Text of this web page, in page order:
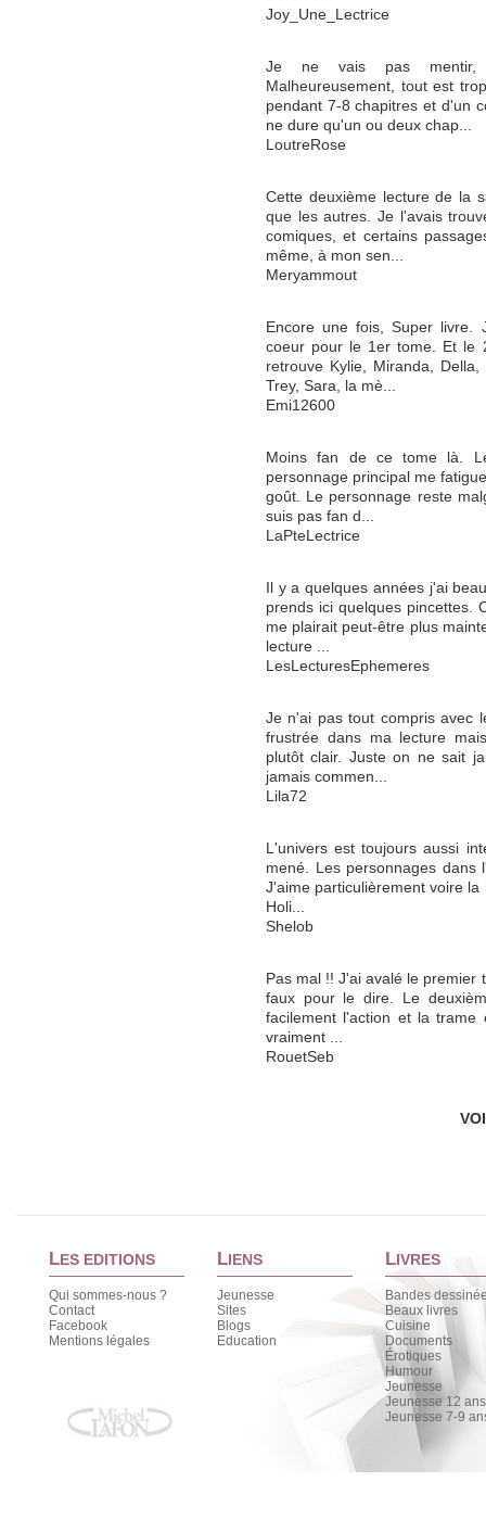
Joy_Une_Lectrice
Je ne vais pas mentir,
Malheureusement, tout est
pendant 7-8 chapitres et d'un
ne dure qu'un ou deux chap...
LoutreRose
Cette deuxième lecture de la
que les autres. Je l'avais
comiques, et certains
même, à mon sen...
Meryammout
Encore une fois, Super livre.
coeur pour le 1er tome. Et le
retrouve Kylie, Miranda,
Trey, Sara, la mè...
Emi12600
Moins fan de ce tome là.
personnage principal me
goût. Le personnage reste
suis pas fan d...
LaPteLectrice
Il y a quelques années j'ai
prends ici quelques pincettes.
me plairait peut-être plus
lecture ...
LesLecturesEphemeres
Je n'ai pas tout compris avec
frustrée dans ma lecture
plutôt clair. Juste on ne sait
jamais commen...
Lila72
L'univers est toujours aussi
mené. Les personnages dans
J'aime particulièrement voire
Holi...
Shelob
Pas mal !! J'ai avalé le premier
faux pour le dire. Le
facilement l'action et la trame
vraiment ...
RouetSeb
LES EDITIONS
Qui sommes-nous ?
Contact
Facebook
Mentions légales
LIENS
Jeunesse
Sites
Blogs
Education
LIVRES
Bandes
Beaux livres
Cuisine
Documents
Érotiques
Humour
Jeunesse
Jeunesse 12
Jeunesse 7-9